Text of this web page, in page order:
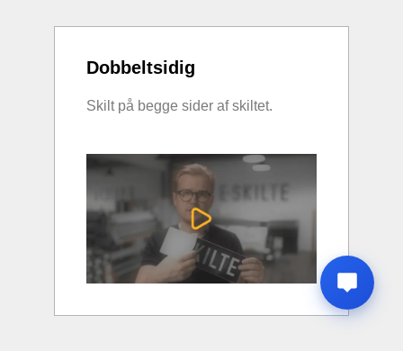
Dobbeltsidig
Skilt på begge sider af skiltet.